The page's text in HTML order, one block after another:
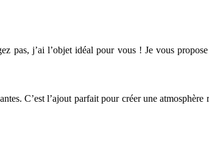
pas, j’ai l’objet idéal pour vous ! Je vous
C’est l’ajout parfait pour créer une atmosphère